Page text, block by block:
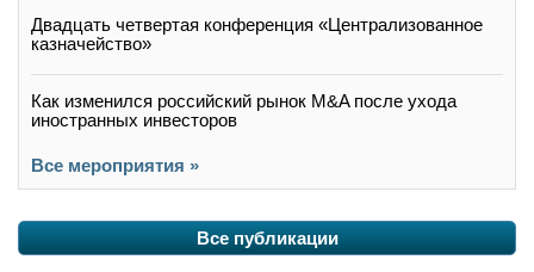
Двадцать четвертая конференция «Централизованное
казначейство»
Как изменился российский рынок M&A после ухода
иностранных инвесторов
Все мероприятия »
Все публикации